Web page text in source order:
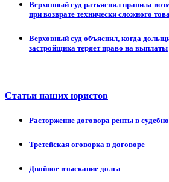
Верховный суд разъяснил правила
при возврате технически сложного
Верховный суд объяснил, когда
застройщика теряет право на выплаты
Статьи наших юристов
Расторжение договора ренты в
Третейская оговорка в договоре
Двойное взыскание долга